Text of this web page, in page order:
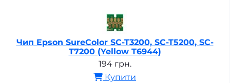
Чип Epson SureColor SC-T3200, SC-T5200, SC-
T7200 (Yellow T6944)
194 грн.
Купити